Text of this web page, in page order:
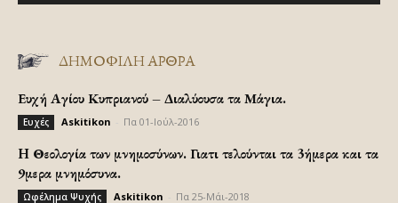
ΔΗΜΟΦΙΛΗ ΑΡΘΡΑ
Ευχή Αγίου Κυπριανού – Διαλύουσα τα Μάγια.
Ευχές Askitikon Πα 01-Ιούλ-2016
H Θεολογία των μνημοσύνων. Γιατι τελούνται τα 3ήμερα και τα
9μερα μνημόσυνα.
Ωφέλημα Ψυχής Askitikon Πα 25-Μάι-2018